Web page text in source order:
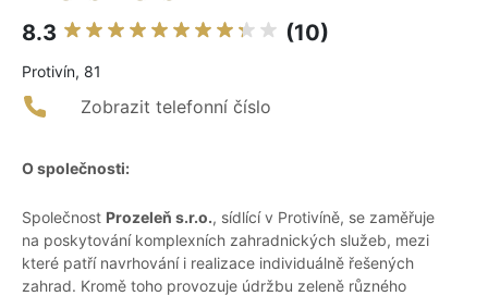
8.3 (10)
Protivín, 81
Zobrazit telefonní číslo
O společnosti:
Společnost Prozeleň s.r.o., sídlící v Protivíně, se zaměřuje
na poskytování komplexních zahradnických služeb, mezi
které patří navrhování i realizace individuálně řešených
zahrad. Kromě toho provozuje údržbu zeleně různého